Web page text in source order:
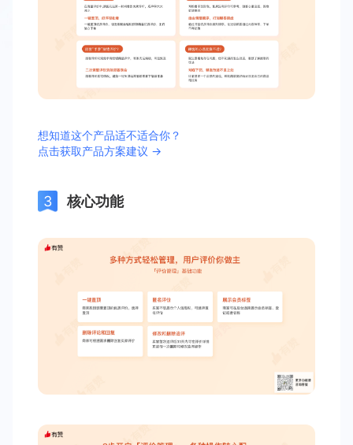
想知道这个产品适不适合你？
点击获取产品方案建议 →
核心功能